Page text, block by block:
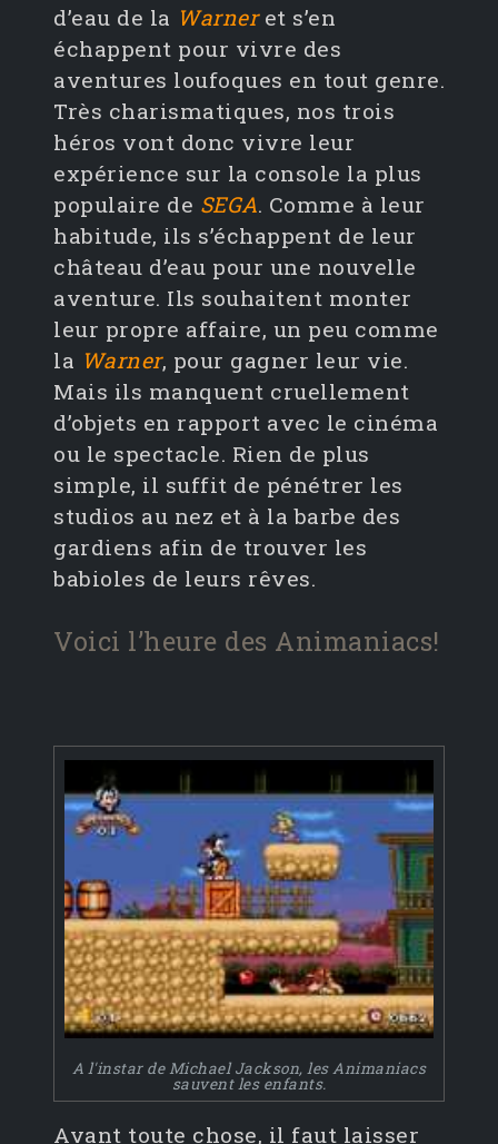
d’eau de la Warneret s’en
échappent pour vivre des
aventures loufoques en tout genre.
Très charismatiques, nos trois
héros vont donc vivre leur
expérience sur la console la plus
populaire de SEGA. Comme à leur
habitude, ils s’échappent de leur
château d’eau pour une nouvelle
aventure. Ils souhaitent monter
leur propre affaire, un peu comme
la Warner, pour gagner leur vie.
Mais ils manquent cruellement
d’objets en rapport avec le cinéma
ou le spectacle. Rien de plus
simple, il suffit de pénétrer les
studios au nez et à la barbe des
gardiens afin de trouver les
babioles de leurs rêves.
Voici l’heure des Animaniacs!
A l'instar de Michael Jackson, les Animaniacs
sauvent les enfants.
Avant toute chose, il faut laisser